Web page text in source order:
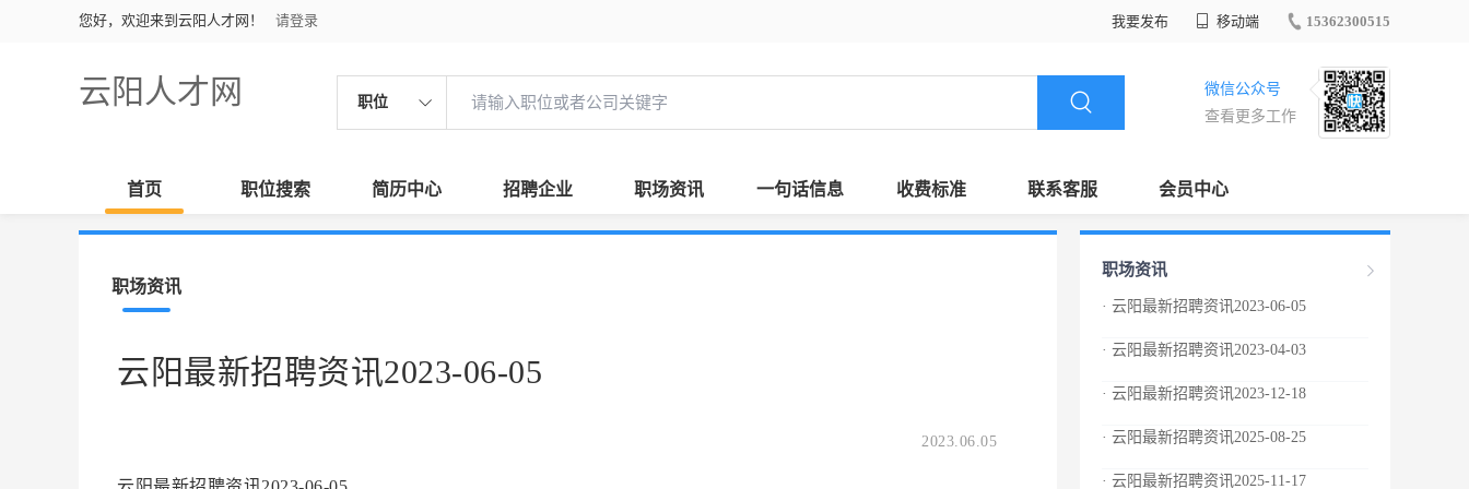
您好，欢迎来到云阳人才网！ 请登录 我要发布 移动端 15362300515
云阳人才网 职位
微信公众号
查看更多工作
首页 职位搜索 简历中心 招聘企业 职场资讯 一句话信息 收费标准 联系客服 会员中心
职场资讯
云阳最新招聘资讯2023-06-05
2023.06.05
职场资讯
· 云阳最新招聘资讯2023-06-05
· 云阳最新招聘资讯2023-04-03
· 云阳最新招聘资讯2023-12-18
· 云阳最新招聘资讯2025-08-25
· 云阳最新招聘资讯2025-11-17